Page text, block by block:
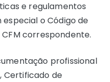
e regulamentos
o Código de
CFM correspondente.
profissional
Certificado de